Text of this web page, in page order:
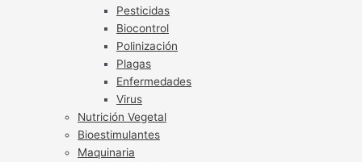
Pesticidas
Biocontrol
Polinización
Plagas
Enfermedades
Virus
Nutrición Vegetal
Bioestimulantes
Maquinaria